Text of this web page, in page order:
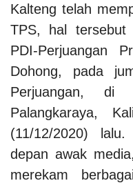
Kalteng telah
TPS, hal tersebut
PDI-Perjuangan
Dohong, pada
Perjuangan, di
Palangkaraya,
(11/12/2020) lalu.
depan awak
merekam